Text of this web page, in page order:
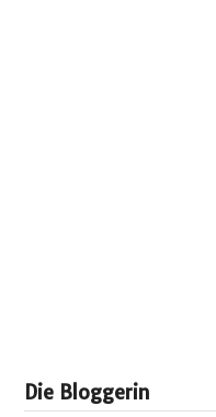
Die Bloggerin